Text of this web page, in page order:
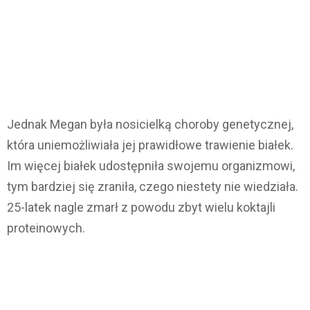
Jednak Megan była nosicielką choroby genetycznej,
która uniemożliwiała jej prawidłowe trawienie białek.
Im więcej białek udostępniła swojemu organizmowi,
tym bardziej się zraniła, czego niestety nie wiedziała.
25-latek nagle zmarł z powodu zbyt wielu koktajli
proteinowych.